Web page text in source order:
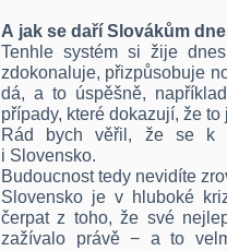
A jak se daří Slovákům
Tenhle systém si žije
zdokonaluje, přizpůsobuje
dá, a to úspěšně,
případy, které dokazují, že
Rád bych věřil, že se k
i Slovensko.
Budoucnost tedy nevidíte
Slovensko je v hluboké
čerpat z toho, že své
zažívalo právě − a to